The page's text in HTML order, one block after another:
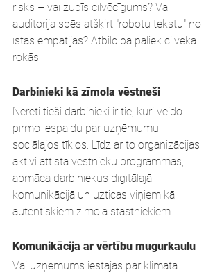
risks – vai zudīs cilvēcīgums? Vai
auditorija spēs atšķirt "robotu tekstu" no
īstas empātijas? Atbildība paliek cilvēka
rokās.
Darbinieki kā zīmola vēstneši
Nereti tieši darbinieki ir tie, kuri veido
pirmo iespaidu par uzņēmumu
sociālajos tīklos. Līdz ar to organizācijas
aktīvi attīsta vēstnieku programmas,
apmāca darbiniekus digitālajā
komunikācijā un uzticas viņiem kā
autentiskiem zīmola stāstniekiem.
Komunikācija ar vērtību mugurkaulu
Vai uzņēmums iestājas par klimata